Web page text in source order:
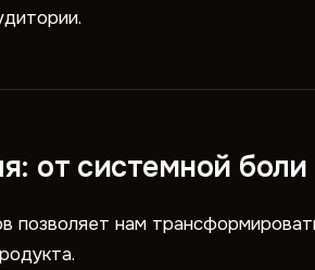
от системной
позволяет нам